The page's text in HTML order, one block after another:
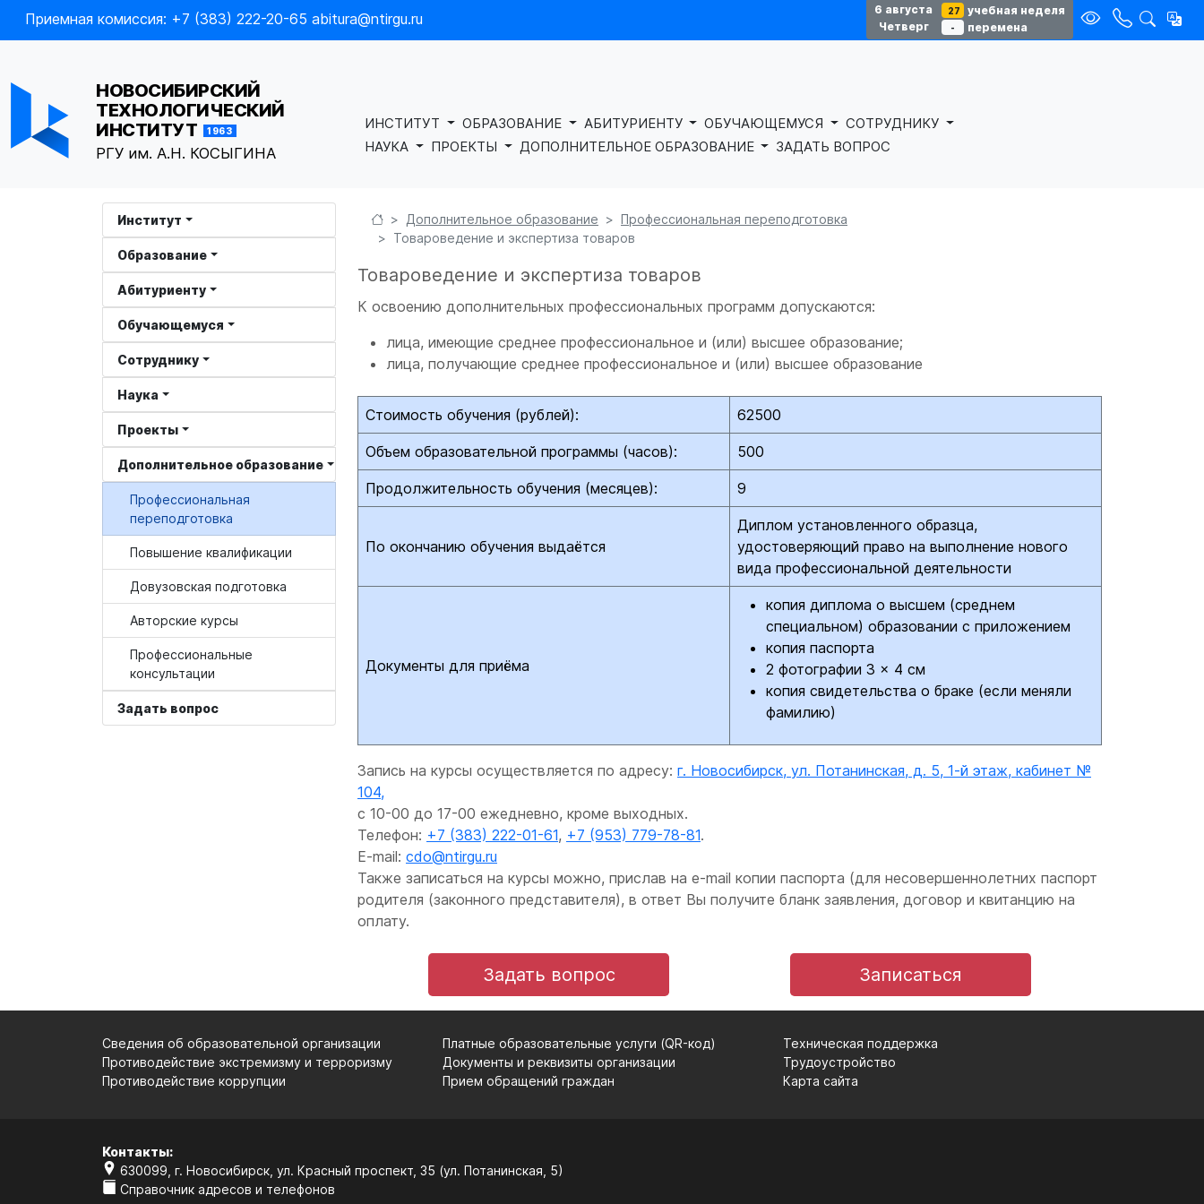
Приемная комиссия: +7 (383) 222-20-65 abitura@ntirgu.ru
6 августа 27
учебная неделя
Четверг
- перемена
НОВОСИБИРСКИЙ
ТЕХНОЛОГИЧЕСКИЙ
ИНСТИТУТ
1963
РГУ им. А.Н. КОСЫГИНА
ИНСТИТУТ ОБРАЗОВАНИЕ АБИТУРИЕНТУ ОБУЧАЮЩЕМУСЯ
СОТРУДНИКУ
НАУКА
ПРОЕКТЫ ДОПОЛНИТЕЛЬНОЕ ОБРАЗОВАНИЕ ЗАДАТЬ ВОПРОС
Институт
Образование
Абитуриенту
Обучающемуся
Сотруднику
Наука
Проекты
Дополнительное образование
Профессиональная
переподготовка
Повышение квалификации
Довузовская подготовка
Авторские курсы
Профессиональные
консультации
Задать вопрос
Дополнительное образование
Профессиональная переподготовка
Товароведение и экспертиза товаров
Товароведение и экспертиза товаров
К освоению дополнительных профессиональных программ допускаются:
лица, имеющие среднее профессиональное и (или) высшее образование;
лица, получающие среднее профессиональное и (или) высшее образование
Стоимость обучения (рублей): 62500
Объем образовательной программы (часов): 500
Продолжительность обучения (месяцев): 9
По окончанию обучения выдаётся
Диплом установленного образца,
удостоверяющий право на выполнение нового
вида профессиональной деятельности
Документы для приёма
копия диплома о высшем (среднем
специальном) образовании с приложением
копия паспорта
2 фотографии 3 × 4 см
копия свидетельства о браке (если меняли
фамилию)
Запись на курсы осуществляется по адресу: г. Новосибирск, ул. Потанинская, д. 5, 1-й этаж, кабинет №
104,
с 10-00 до 17-00 ежедневно, кроме выходных.
Телефон: +7 (383) 222-01-61, +7 (953) 779-78-81.
E-mail: cdo@ntirgu.ru
Также записаться на курсы можно, прислав на e-mail копии паспорта (для несовершеннолетних паспорт
родителя (законного представителя), в ответ Вы получите бланк заявления, договор и квитанцию на
оплату.
Задать вопрос Записаться
Сведения об образовательной организации
Противодействие экстремизму и терроризму
Противодействие коррупции
Платные образовательные услуги (QR-код)
Документы и реквизиты организации
Прием обращений граждан
Техническая поддержка
Трудоустройство
Карта сайта
Контакты:
630099, г. Новосибирск, ул. Красный проспект, 35 (ул. Потанинская, 5)
Справочник адресов и телефонов